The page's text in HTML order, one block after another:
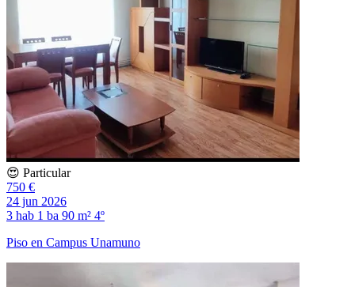
😍 Particular
750 €
24 jun 2026
3 hab 1 ba 90 m² 4º
Piso en Campus Unamuno